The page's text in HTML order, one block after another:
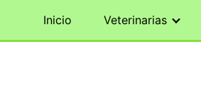
Inicio Veterinarias